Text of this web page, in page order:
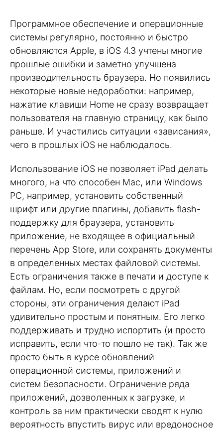
Программное обеспечение и операционные
системы регулярно, постоянно и быстро
обновляются Apple, в iOS 4.3 учтены многие
прошлые ошибки и заметно улучшена
производительность браузера. Но появились
некоторые новые недоработки: например,
нажатие клавиши Home не сразу возвращает
пользователя на главную страницу, как было
раньше. И участились ситуации «зависания»,
чего в прошлых iOS не наблюдалось.
Использование iOS не позволяет iPad делать
многого, на что способен Mac, или Windows
PC, например, установить собственный
шрифт или другие плагины, добавить flash-
поддержку для браузера, установить
приложение, не входящее в официальный
перечень App Store, или сохранять документы
в определенных местах файловой системы.
Есть ограничения также в печати и доступе к
файлам. Но, если посмотреть с другой
стороны, эти ограничения делают iPad
удивительно простым и понятным. Его легко
поддерживать и трудно испортить (и просто
исправить, если что-то пошло не так). Так же
просто быть в курсе обновлений
операционной системы, приложений и
систем безопасности. Ограничение ряда
приложений, дозволенных к загрузке, и
контроль за ним практически сводят к нулю
вероятность впустить вирус или вредоносное